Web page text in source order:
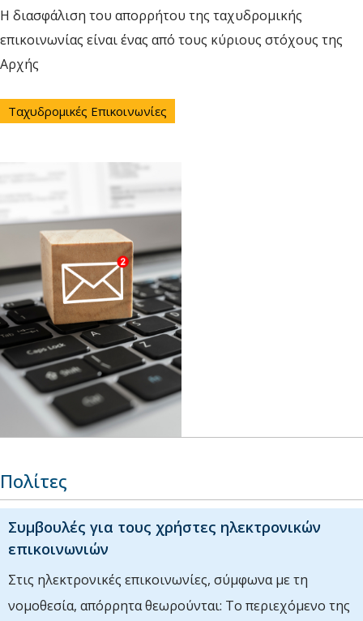
Η διασφάλιση του απορρήτου της ταχυδρομικής
επικοινωνίας είναι ένας από τους κύριους στόχους της
Αρχής
Ταχυδρομικές Επικοινωνίες
Πολίτες
Συμβουλές για τους χρήστες ηλεκτρονικών
επικοινωνιών
Στις ηλεκτρονικές επικοινωνίες, σύμφωνα με τη
νομοθεσία, απόρρητα θεωρούνται: Το περιεχόμενο της